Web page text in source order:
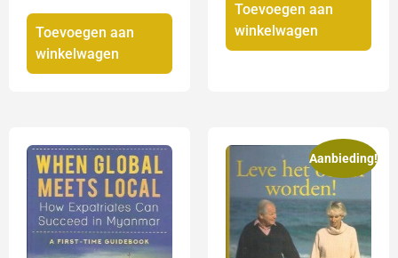
Toevoegen aan
winkelwagen
Toevoegen aan
winkelwagen
Aanbieding!